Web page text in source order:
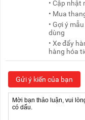
• Cập nhật
• Mua
• Gợi ý
dùng
• Xe đẩy
hàng hóa
Gửi ý kiến của bạn